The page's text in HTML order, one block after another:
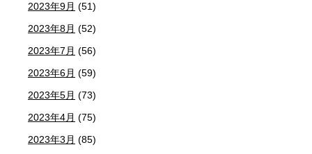
2023年9月 (51)
2023年8月 (52)
2023年7月 (56)
2023年6月 (59)
2023年5月 (73)
2023年4月 (75)
2023年3月 (85)